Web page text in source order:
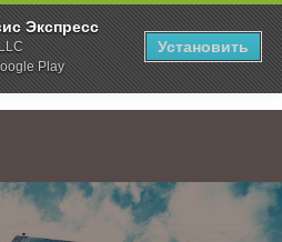
Экспресс
Play
Установить
День весеннего равноденствия